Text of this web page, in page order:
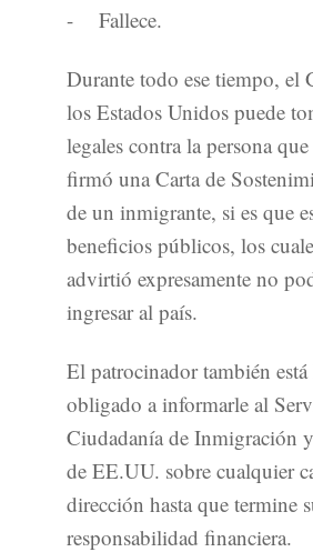
- Fallece.
Durante todo ese tiempo, el
los Estados Unidos puede
legales contra la persona
firmó una Carta de
de un inmigrante, si es que
beneficios públicos, los
advirtió expresamente no
ingresar al país.
El patrocinador también
obligado a informarle al
Ciudadanía de Inmigración
de EE.UU. sobre cualquier
dirección hasta que termine
responsabilidad financiera.